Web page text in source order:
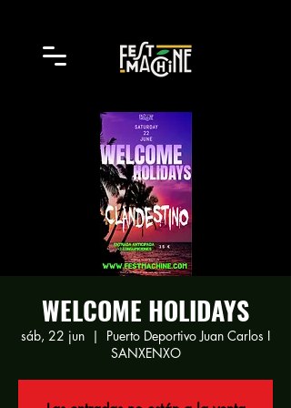
WELCOME HOLIDAYS
sáb, 22 jun
  |
Puerto Deportivo Juan Carlos I
SANXENXO